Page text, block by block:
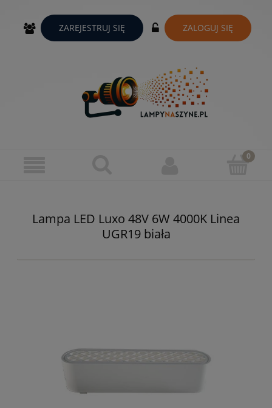
ZAREJESTRUJ SIĘ ZALOGUJ SIĘ
Lampa LED Luxo 48V 6W 4000K Linea
UGR19 biała